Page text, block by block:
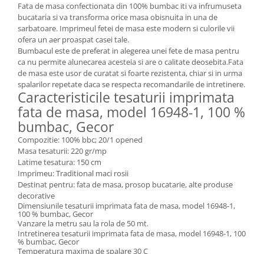
Fata de masa confectionata din 100% bumbac iti va infrumuseta
bucataria si va transforma orice masa obisnuita in una de
sarbatoare. Imprimeul fetei de masa este modern si culorile vii
ofera un aer proaspat casei tale.
Bumbacul este de preferat in alegerea unei fete de masa pentru
ca nu permite alunecarea acesteia si are o calitate deosebita.Fata
de masa este usor de curatat si foarte rezistenta, chiar si in urma
spalarilor repetate daca se respecta recomandarile de intretinere.
Caracteristicile tesaturii imprimata
fata de masa, model 16948-1, 100 %
bumbac, Gecor
Compozitie: 100% bbc; 20/1 opened
Masa tesaturii: 220 gr/mp
Latime tesatura: 150 cm
Imprimeu: Traditional maci rosii
Destinat pentru: fata de masa, prosop bucatarie, alte produse
decorative
Dimensiunile tesaturii imprimata fata de masa, model 16948-1,
100 % bumbac, Gecor
Vanzare la metru sau la rola de 50 mt.
Intretinerea tesaturii imprimata fata de masa, model 16948-1, 100
% bumbac, Gecor
Temperatura maxima de spalare 30 C